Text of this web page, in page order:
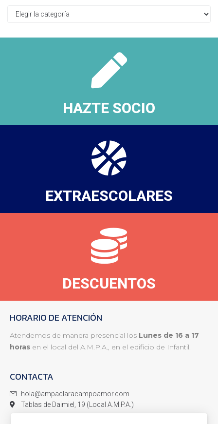
HAZTE SOCIO
EXTRAESCOLARES
DESCUENTOS
HORARIO DE ATENCIÓN
Atendemos de manera presencial los Lunes de 16 a 17
horas en el local del A.M.P.A., en el edificio de Infantil.
CONTACTA
hola@ampaclaracampoamor.com
Tablas de Daimiel, 19 (Local A.M.P.A.)